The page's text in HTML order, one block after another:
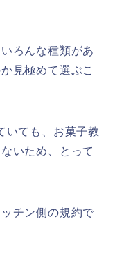
ろんな種類があ
見極めて選ぶこ
いても、お菓子教
いため、とって
チン側の規約で